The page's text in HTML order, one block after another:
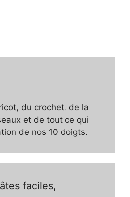
du crochet, de la
et de tout ce qui
de nos 10 doigts.
faciles,